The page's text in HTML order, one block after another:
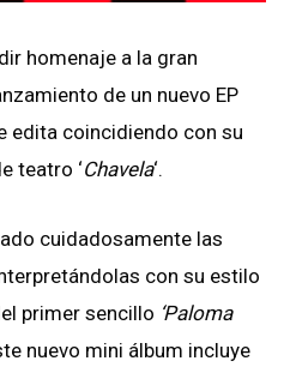
homenaje a la gran
de un nuevo EP
edita coincidiendo con su
teatro ‘Chavela‘.
cuidadosamente las
con su estilo
primer sencillo ‘Paloma
nuevo mini álbum incluye